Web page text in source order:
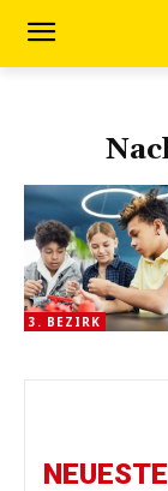
3. BEZIRK